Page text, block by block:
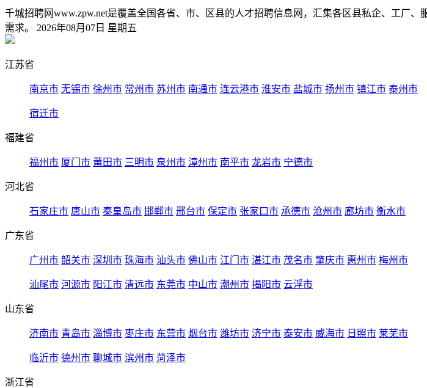
千城招聘网www.zpw.net是覆盖全国各省、市、区县的人才招聘信息网，汇集各区县私企、工厂
需求。 2026年08月07日 星期五
江苏省
南京市 无锡市 徐州市 常州市 苏州市 南通市 连云港市 淮安市 盐城市 扬州市 镇江市 泰州市
宿迁市
福建省
福州市 厦门市 莆田市 三明市 泉州市 漳州市 南平市 龙岩市 宁德市
河北省
石家庄市 唐山市 秦皇岛市 邯郸市 邢台市 保定市 张家口市 承德市 沧州市 廊坊市 衡水市
广东省
广州市 韶关市 深圳市 珠海市 汕头市 佛山市 江门市 湛江市 茂名市 肇庆市 惠州市 梅州市
汕尾市 河源市 阳江市 清远市 东莞市 中山市 潮州市 揭阳市 云浮市
山东省
济南市 青岛市 淄博市 枣庄市 东营市 烟台市 潍坊市 济宁市 泰安市 威海市 日照市 莱芜市
临沂市 德州市 聊城市 滨州市 菏泽市
浙江省